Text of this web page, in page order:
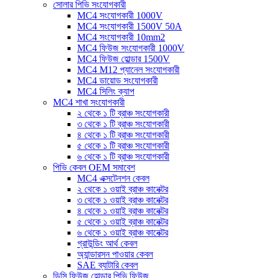
সোলার পিভি সংযোগকারী
MC4 সংযোগকারী 1000V
MC4 সংযোগকারী 1500V 50A
MC4 সংযোগকারী 10mm2
MC4 ফিউজ সংযোগকারী 1000V
MC4 ফিউজ হোল্ডার 1500V
MC4 M12 প্যানেল সংযোগকারী
MC4 ডায়োড সংযোগকারী
MC4 সিলিং ক্যাপ
MC4 শাখা সংযোগকারী
২ থেকে ১ টি ব্রাঞ্চ সংযোগকারী
৩ থেকে ১ টি ব্রাঞ্চ সংযোগকারী
৪ থেকে ১ টি ব্রাঞ্চ সংযোগকারী
৫ থেকে ১ টি ব্রাঞ্চ সংযোগকারী
৬ থেকে ১ টি ব্রাঞ্চ সংযোগকারী
পিভি কেবল OEM সমাবেশ
MC4 এক্সটেনশন কেবল
২ থেকে ১ ওয়াই ব্রাঞ্চ কানেক্টর
৩ থেকে ১ ওয়াই ব্রাঞ্চ কানেক্টর
৪ থেকে ১ ওয়াই ব্রাঞ্চ কানেক্টর
৫ থেকে ১ ওয়াই ব্রাঞ্চ কানেক্টর
৬ থেকে ১ ওয়াই ব্রাঞ্চ কানেক্টর
গ্রাউন্ডিং আর্থ কেবল
অ্যান্ডারসন পাওয়ার কেবল
SAE ব্যাটারি কেবল
ডিসি ফিউজ হোল্ডার পিভি ফিউজ